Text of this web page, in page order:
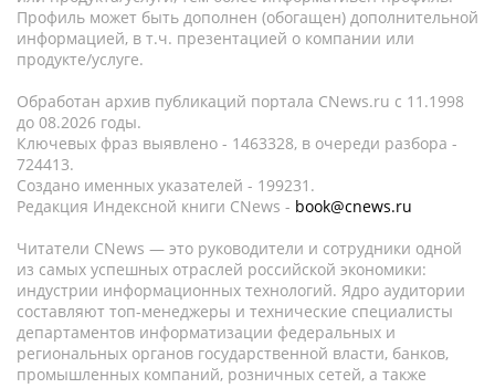
Профиль может быть дополнен (обогащен) дополнительной
информацией, в т.ч. презентацией о компании или
продукте/услуге.
Обработан архив публикаций портала CNews.ru c 11.1998
до 08.2026 годы.
Ключевых фраз выявлено - 1463328, в очереди разбора -
724413.
Создано именных указателей - 199231.
Редакция Индексной книги CNews - book@cnews.ru
Читатели CNews — это руководители и сотрудники одной
из самых успешных отраслей российской экономики:
индустрии информационных технологий. Ядро аудитории
составляют топ-менеджеры и технические специалисты
департаментов информатизации федеральных и
региональных органов государственной власти, банков,
промышленных компаний, розничных сетей, а также